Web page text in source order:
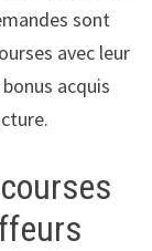
sont
avec leur
acquis